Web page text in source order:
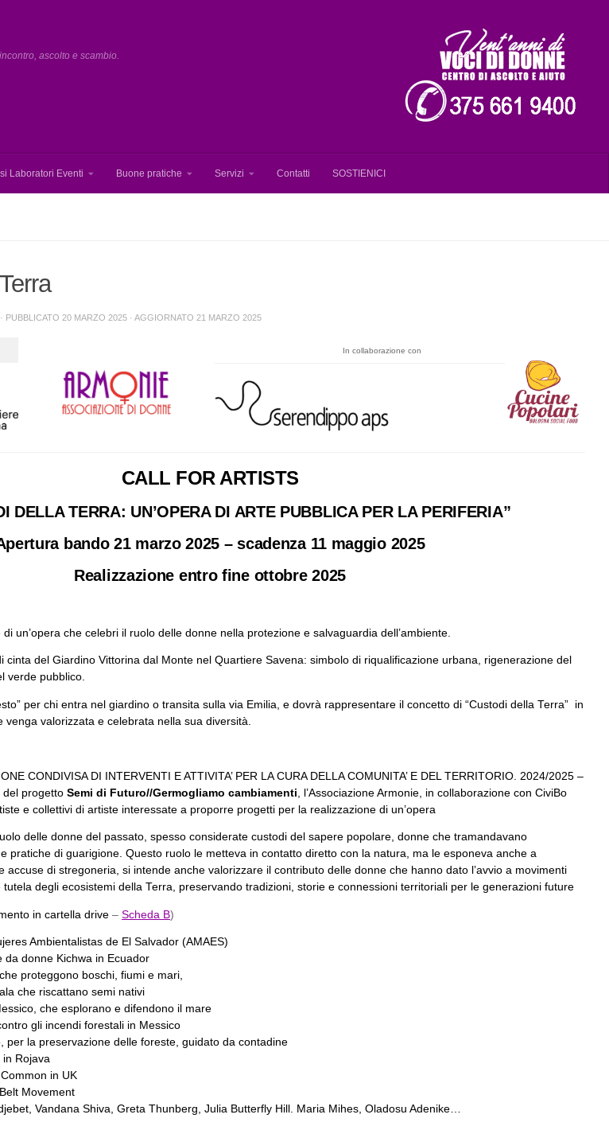
ascolto e scambio.
Laboratori Eventi Buone pratiche Servizi Contatti SOSTIENICI
· PUBBLICATO 20 MARZO 2025 · AGGIORNATO 21 MARZO 2025
In collaborazione con
CALL FOR ARTISTS
DELLA TERRA: UN’OPERA DI ARTE PUBBLICA PER LA PERIFERIA”
bando 21 marzo 2025 – scadenza 11 maggio 2025
Realizzazione entro fine ottobre 2025
un’opera che celebri il ruolo delle donne nella protezione e salvaguardia dell’ambiente.
cinta del Giardino Vittorina dal Monte nel Quartiere Savena: simbolo di riqualificazione urbana, rigenerazione del
verde pubblico.
per chi entra nel giardino o transita sulla via Emilia, e dovrà rappresentare il concetto di “Custodi della Terra” in
valorizzata e celebrata nella sua diversità.
CONDIVISA DI INTERVENTI E ATTIVITA’ PER LA CURA DELLA COMUNITA’ E DEL TERRITORIO. 2024/2025 –
del progetto Semi di Futuro//Germogliamo cambiamenti , l’Associazione Armonie, in collaborazione con CiviBo
e collettivi di artiste interessate a proporre progetti per la realizzazione di un’opera
delle donne del passato, spesso considerate custodi del sapere popolare, donne che tramandavano
pratiche di guarigione. Questo ruolo le metteva in contatto diretto con la natura, ma le esponeva anche a
accuse di stregoneria, si intende anche valorizzare il contributo delle donne che hanno dato l’avvio a movimenti
degli ecosistemi della Terra, preservando tradizioni, storie e connessioni territoriali per le generazioni future
in cartella drive – Scheda B)
Ambientalistas de El Salvador (AMAES)
donne Kichwa in Ecuador
proteggono boschi, fiumi e mari,
che riscattano semi nativi
che esplorano e difendono il mare
gli incendi forestali in Messico
per la preservazione delle foreste, guidato da contadine
in Rojava
in UK
Movement
Vandana Shiva, Greta Thunberg, Julia Butterfly Hill. Maria Mihes, Oladosu Adenike…